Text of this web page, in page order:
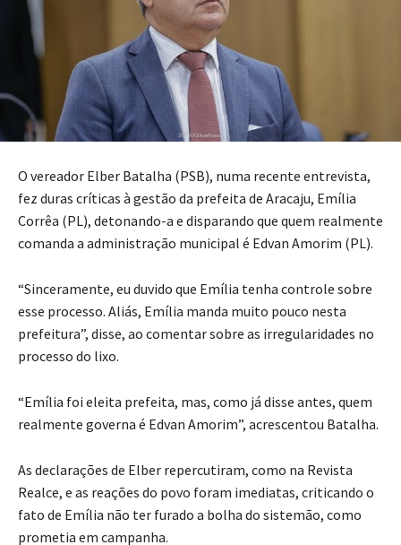
O vereador Elber Batalha (PSB), numa recente entrevista,
fez duras críticas à gestão da prefeita de Aracaju, Emília
Corrêa (PL), detonando-a e disparando que quem realmente
comanda a administração municipal é Edvan Amorim (PL).
“Sinceramente, eu duvido que Emília tenha controle sobre
esse processo. Aliás, Emília manda muito pouco nesta
prefeitura”, disse, ao comentar sobre as irregularidades no
processo do lixo.
“Emília foi eleita prefeita, mas, como já disse antes, quem
realmente governa é Edvan Amorim”, acrescentou Batalha.
As declarações de Elber repercutiram, como na Revista
Realce, e as reações do povo foram imediatas, criticando o
fato de Emília não ter furado a bolha do sistemão, como
prometia em campanha.